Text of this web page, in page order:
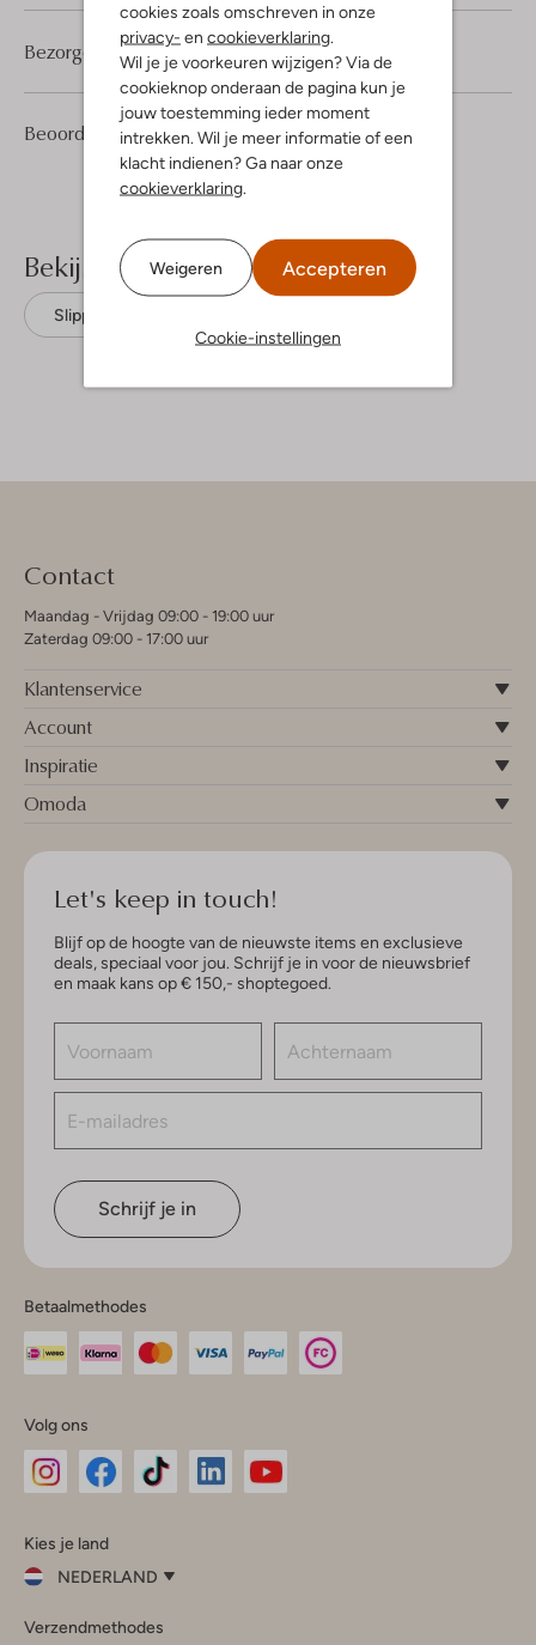
cookies zoals omschreven in onze
privacy- en cookieverklaring.
Wil je je voorkeuren wijzigen? Via de
cookieknop onderaan de pagina kun je
jouw toestemming ieder moment
intrekken. Wil je meer informatie of een
klacht indienen? Ga naar onze
cookieverklaring.
Weigeren Accepteren
Cookie-instellingen
Beoordelingen (1) 4/5
1
4
Sterren
Bezorgen & retourneren
Bekijk meer
Slippers
Contact
Maandag - Vrijdag 09:00 - 19:00 uur
Zaterdag 09:00 - 17:00 uur
Klantenservice
Account
Inspiratie
Omoda
Let's keep in touch!
Blijf op de hoogte van de nieuwste items en exclusieve
deals, speciaal voor jou. Schrijf je in voor de nieuwsbrief
en maak kans op € 150,- shoptegoed.
Schrijf je in
Betaalmethodes
Volg ons
InstagramFacebook
Kies je land
NEDERLAND
je
Verzendmethodes